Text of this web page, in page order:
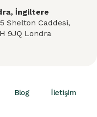
İngiltere
Shelton Caddesi,
9JQ Londra
Blog İletişim